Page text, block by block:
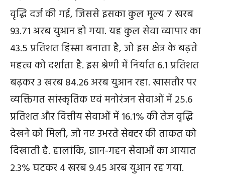
वृद्धि दर्ज की गई, जिससे इसका कुल मूल्य 7 खरब
93.71 अरब युआन हो गया. यह कुल सेवा व्यापार का
43.5 प्रतिशत हिस्सा बनाता है, जो इस क्षेत्र के बढ़ते
महत्व को दर्शाता है. इस श्रेणी में निर्यात 6.1 प्रतिशत
बढ़कर 3 खरब 84.26 अरब युआन रहा. खासतौर पर
व्यक्तिगत सांस्कृतिक एवं मनोरंजन सेवाओं में 25.6
प्रतिशत और वित्तीय सेवाओं में 16.1% की तेज वृद्धि
देखने को मिली, जो नए उभरते सेक्टर की ताकत को
दिखाती है. हालांकि, ज्ञान-गहन सेवाओं का आयात
2.3% घटकर 4 खरब 9.45 अरब युआन रह गया.